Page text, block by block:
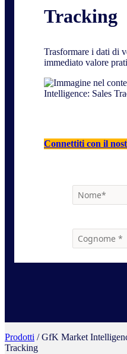
Tracking
Trasformare i dati di
immediato valore
Connettiti con il
Prodotti / GfK Market
Tracking